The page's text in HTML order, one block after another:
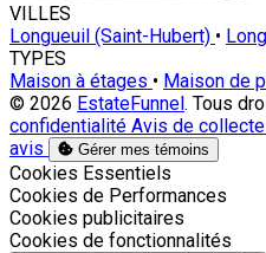
VILLES
Longueuil (Saint-Hubert) •
TYPES
Maison à étages • Maison de
© 2026 EstateFunnel. Tous
confidentialité Avis de collecte
avis
Gérer mes témoins
Activer
Cookies Essentiels
Activer
Cookies de Performances
Activer
Cookies publicitaires
Activer
Cookies de fonctionnalités